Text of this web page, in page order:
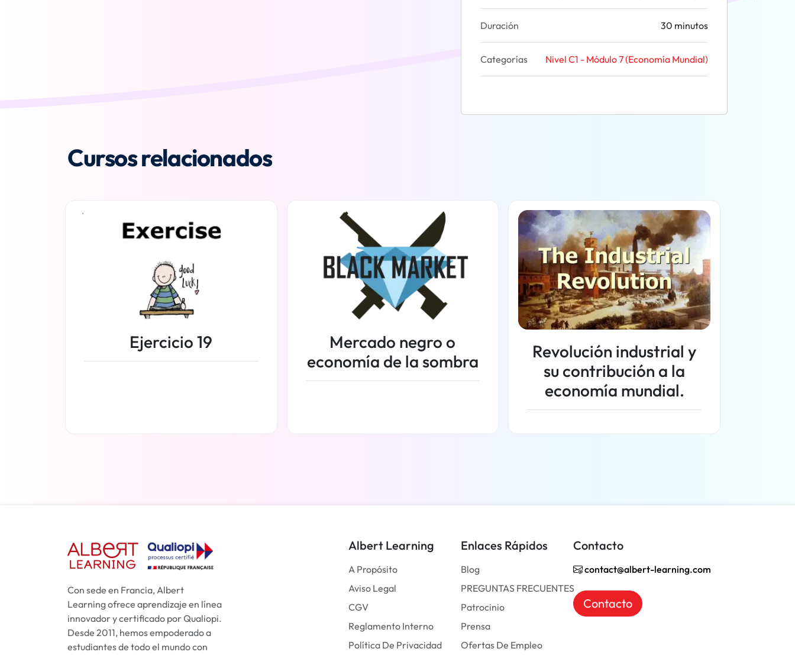
Duración 30 minutos
Categorías Nivel C1 - Módulo 7 (Economía Mundial)
Cursos relacionados
Ejercicio 19
Mercado negro o
economía de la sombra
Revolución industrial y
su contribución a la
economía mundial.
Con sede en Francia, Albert
Learning ofrece aprendizaje en línea
innovador y certificado por Qualiopi.
Desde 2011, hemos empoderado a
estudiantes de todo el mundo con
Albert Learning
A Propósito
Aviso Legal
CGV
Reglamento Interno
Política De Privacidad
Enlaces Rápidos
Blog
PREGUNTAS FRECUENTES
Patrocinio
Prensa
Ofertas De Empleo
Contacto
contact@albert-learning.com
Contacto